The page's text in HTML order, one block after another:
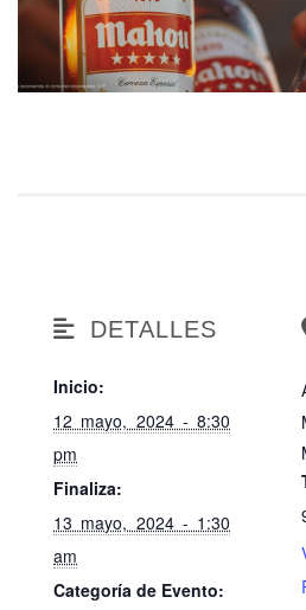
DETALLES
Inicio:
12 mayo, 2024 - 8:30
pm
Finaliza:
13 mayo, 2024 - 1:30
am
Categoría de Evento: